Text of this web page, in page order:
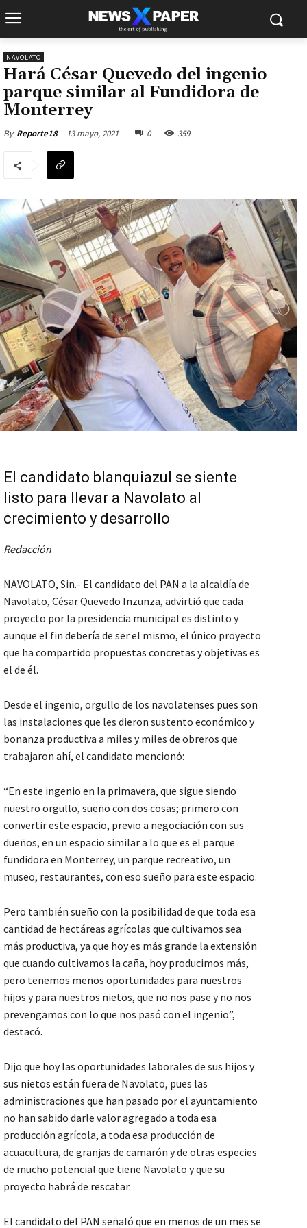
NAVOLATO
Hará César Quevedo del ingenio
parque similar al Fundidora de
Monterrey
By Reporte18 13 mayo, 2021 0 359
El candidato blanquiazul se siente
listo para llevar a Navolato al
crecimiento y desarrollo
Redacción
NAVOLATO, Sin.- El candidato del PAN a la alcaldía de
Navolato, César Quevedo Inzunza, advirtió que cada
proyecto por la presidencia municipal es distinto y
aunque el fin debería de ser el mismo, el único proyecto
que ha compartido propuestas concretas y objetivas es
el de él.
Desde el ingenio, orgullo de los navolatenses pues son
las instalaciones que les dieron sustento económico y
bonanza productiva a miles y miles de obreros que
trabajaron ahí, el candidato mencionó:
“En este ingenio en la primavera, que sigue siendo
nuestro orgullo, sueño con dos cosas; primero con
convertir este espacio, previo a negociación con sus
dueños, en un espacio similar a lo que es el parque
fundidora en Monterrey, un parque recreativo, un
museo, restaurantes, con eso sueño para este espacio.
Pero también sueño con la posibilidad de que toda esa
cantidad de hectáreas agrícolas que cultivamos sea
más productiva, ya que hoy es más grande la extensión
que cuando cultivamos la caña, hoy producimos más,
pero tenemos menos oportunidades para nuestros
hijos y para nuestros nietos, que no nos pase y no nos
prevengamos con lo que nos pasó con el ingenio”,
destacó.
Dijo que hoy las oportunidades laborales de sus hijos y
sus nietos están fuera de Navolato, pues las
administraciones que han pasado por el ayuntamiento
no han sabido darle valor agregado a toda esa
producción agrícola, a toda esa producción de
acuacultura, de granjas de camarón y de otras especies
de mucho potencial que tiene Navolato y que su
proyecto habrá de rescatar.
El candidato del PAN señaló que en menos de un mes se